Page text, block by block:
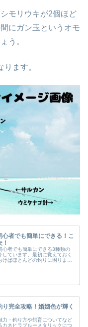
モリウキが2個ほど
にガン玉というオモ
う。
ます。
心者でも簡単にできる！こ
心者でも簡単にできる3種類の
ています。最初に覚えておく
ばほとんどの釣りに困りませ
完全攻略！婚姻色が輝く
力・釣り方や飼育についてなど
カネヒラブルーメタリックにつ